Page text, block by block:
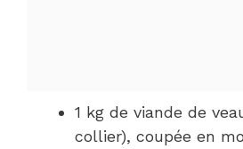
1 kg de viande de
collier), coupée en